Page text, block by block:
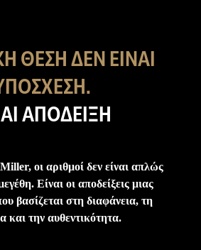
ΘΕΣΗ ΔΕΝ ΕΙΝΑΙ
ΑΠΌΔΕΙΞΗ
οι αριθμοί δεν είναι απλώς
Είναι οι αποδείξεις μιας
βασίζεται στη διαφάνεια, τη
και την αυθεντικότητα.